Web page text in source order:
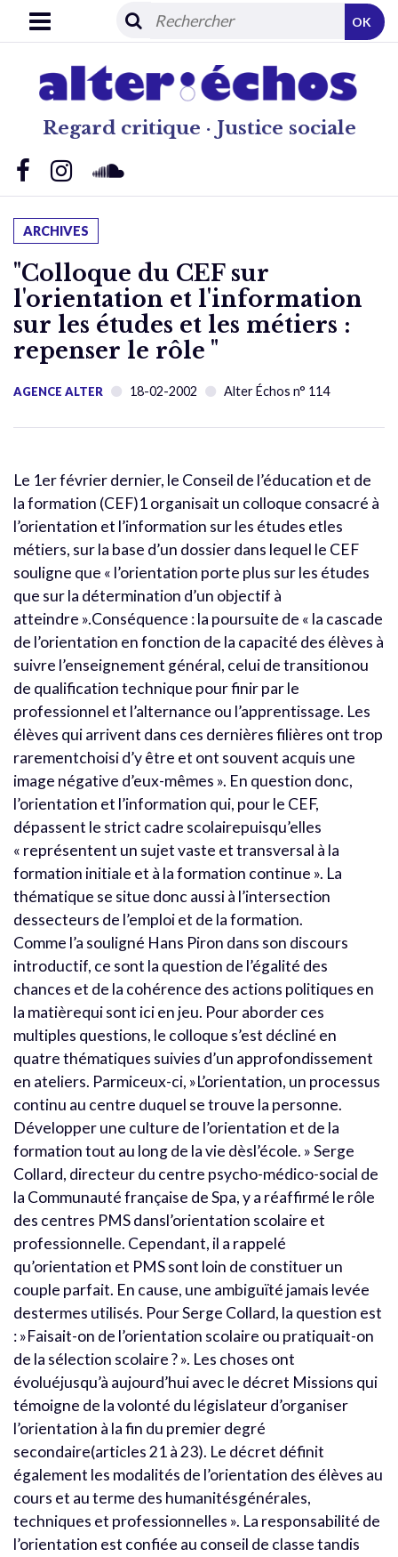
Regard critique · Justice sociale
OK
ARCHIVES
"Colloque du CEF sur
l'orientation et l'information
sur les études et les métiers :
repenser le rôle "
AGENCE ALTER 18-02-2002 Alter Échos n° 114
Le 1er février dernier, le Conseil de l’éducation et de
la formation (CEF)1 organisait un colloque consacré à
l’orientation et l’information sur les études etles
métiers, sur la base d’un dossier dans lequel le CEF
souligne que « l’orientation porte plus sur les études
que sur la détermination d’un objectif à
atteindre ».Conséquence : la poursuite de « la cascade
de l’orientation en fonction de la capacité des élèves à
suivre l’enseignement général, celui de transitionou
de qualification technique pour finir par le
professionnel et l’alternance ou l’apprentissage. Les
élèves qui arrivent dans ces dernières filières ont trop
rarementchoisi d’y être et ont souvent acquis une
image négative d’eux-mêmes ». En question donc,
l’orientation et l’information qui, pour le CEF,
dépassent le strict cadre scolairepuisqu’elles
« représentent un sujet vaste et transversal à la
formation initiale et à la formation continue ». La
thématique se situe donc aussi à l’intersection
dessecteurs de l’emploi et de la formation.
Comme l’a souligné Hans Piron dans son discours
introductif, ce sont la question de l’égalité des
chances et de la cohérence des actions politiques en
la matièrequi sont ici en jeu. Pour aborder ces
multiples questions, le colloque s’est décliné en
quatre thématiques suivies d’un approfondissement
en ateliers. Parmiceux-ci, »L’orientation, un processus
continu au centre duquel se trouve la personne.
Développer une culture de l’orientation et de la
formation tout au long de la vie dèsl’école. » Serge
Collard, directeur du centre psycho-médico-social de
la Communauté française de Spa, y a réaffirmé le rôle
des centres PMS dansl’orientation scolaire et
professionnelle. Cependant, il a rappelé
qu’orientation et PMS sont loin de constituer un
couple parfait. En cause, une ambiguïté jamais levée
destermes utilisés. Pour Serge Collard, la question est
: »Faisait-on de l’orientation scolaire ou pratiquait-on
de la sélection scolaire ? ». Les choses ont
évoluéjusqu’à aujourd’hui avec le décret Missions qui
témoigne de la volonté du législateur d’organiser
l’orientation à la fin du premier degré
secondaire(articles 21 à 23). Le décret définit
également les modalités de l’orientation des élèves au
cours et au terme des humanitésgénérales,
techniques et professionnelles ». La responsabilité de
l’orientation est confiée au conseil de classe tandis